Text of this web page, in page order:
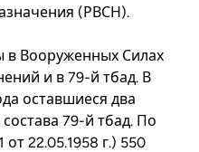
(РВСН).
в Вооруженных Силах
и в 79-й тбад. В
оставшиеся два
79-й тбад. По
22.05.1958 г.) 550